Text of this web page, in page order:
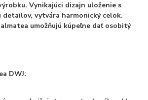
Vynikajúci dizajn uloženie s
detailov, vytvára harmonický celok.
umožňujú kúpeľne dať osobitý
DWJ: